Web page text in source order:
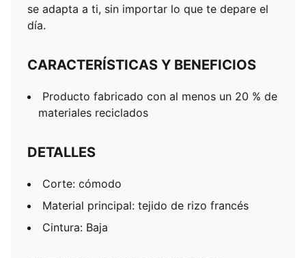
se adapta a ti, sin importar lo que te depare el
día.
CARACTERÍSTICAS Y BENEFICIOS
Producto fabricado con al menos un 20 % de
materiales reciclados
DETALLES
Corte: cómodo
Material principal: tejido de rizo francés
Cintura: Baja